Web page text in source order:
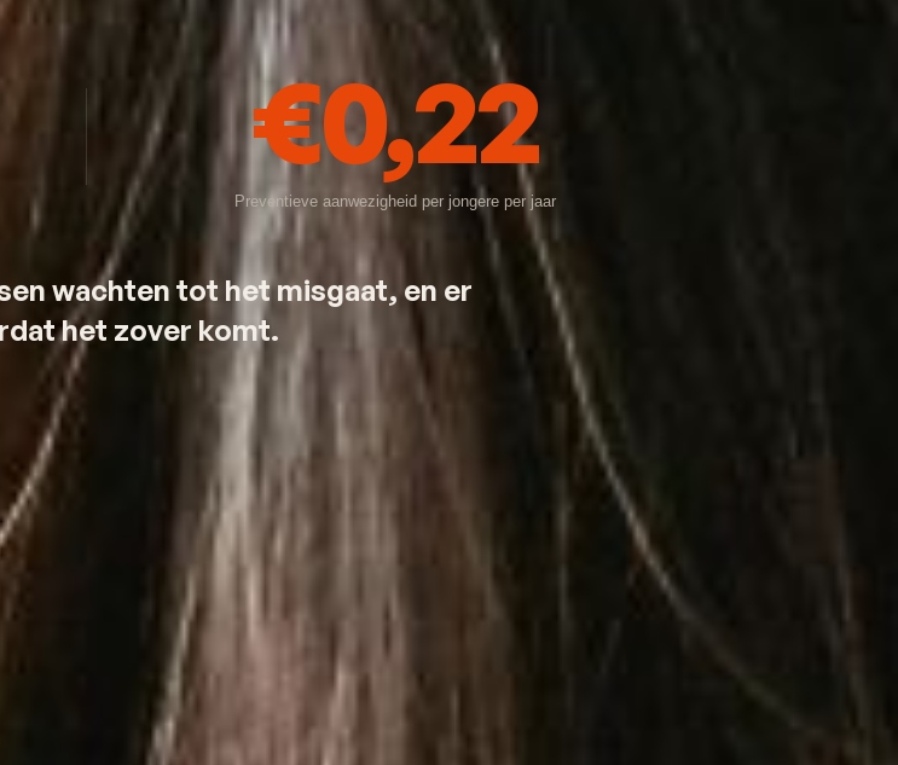
€0,22
Preventieve aanwezigheid per jongere per jaar
wachten tot het misgaat, en er
het zover komt.